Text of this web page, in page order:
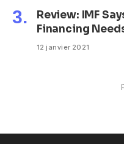
Review: IMF
Financing
12 janvier 2021